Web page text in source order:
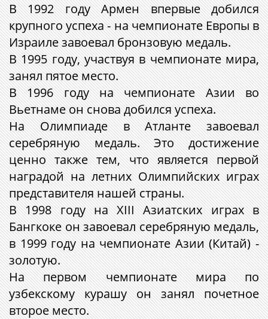
В 1992 году Армен впервые добился
крупного успеха - на чемпионате Европы в
Израиле завоевал бронзовую медаль.
В 1995 году, участвуя в чемпионате мира,
занял пятое место.
В 1996 году на чемпионате Азии во
Вьетнаме он снова добился успеха.
На Олимпиаде в Атланте завоевал
серебряную медаль. Это достижение
ценно также тем, что является первой
наградой на летних Олимпийских играх
представителя нашей страны.
В 1998 году на XIII Азиатских играх в
Бангкоке он завоевал серебряную медаль,
в 1999 году на чемпионате Азии (Китай) -
золотую.
На первом чемпионате мира по
узбекскому курашу он занял почетное
второе место.